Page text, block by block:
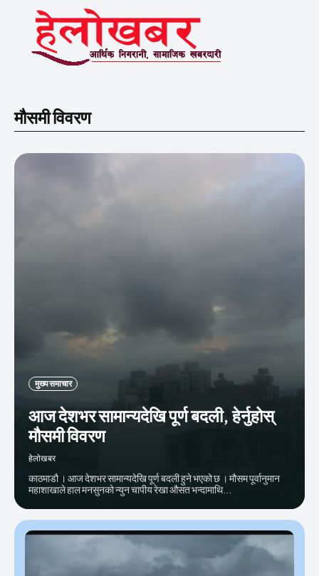
मौसमी विवरण
मुख्य समाचार
आज देशभर सामान्यदेखि पूर्ण बदली, हेर्नुहोस्
मौसमी विवरण
हेलाेखबर
काठमाडौ । आज देशभर सामान्यदेखि पूर्ण बदली हुने भएको छ । मौसम पूर्वानुमान
महाशाखाले हाल मनसुनको न्युन चापीय रेखा औसत भन्दामाथि...